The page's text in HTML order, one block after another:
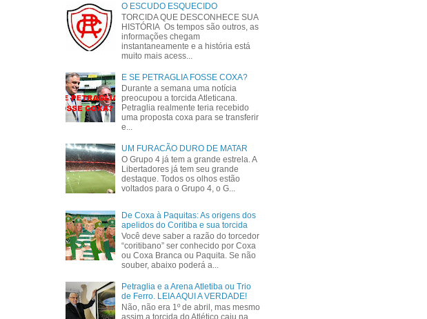
O ESCUDO ESQUECIDO
TORCIDA QUE DESCONHECE SUA
HISTÓRIA Os tempos são outros, as
informações chegam
instantaneamente e a história está
muito mais acess...
E SE PETRAGLIA FOSSE COXA?
Durante a semana uma notícia
preocupou a torcida Atleticana.
Petraglia realmente teria recebido
uma proposta coxa para se transferir
e...
UM FURACÃO DURO DE MATAR
O Grupo 4 já tem a grande estrela. A
Libertadores já tem seu grande
destaque. Todos os olhos estão
voltados para o Grupo 4, o G...
De Coxa à Paquitas: As origens dos
apelidos do Coritiba e sua torcida
Você deve saber a razão do torcedor
“coritibano” ser conhecido por Coxa
ou Coxa Branca ou Paquita. Se não
souber, abaixo poderá a...
Petraglia e a Arena Atletiba ou Trio
de Ferro. LEIA AQUI A VERDADE!
Não, não era 1º de abril, mas mesmo